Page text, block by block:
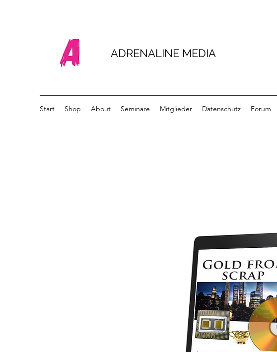
ADRENALINE MEDIA
Start Shop About Seminare Mitglieder Datenschutz Forum